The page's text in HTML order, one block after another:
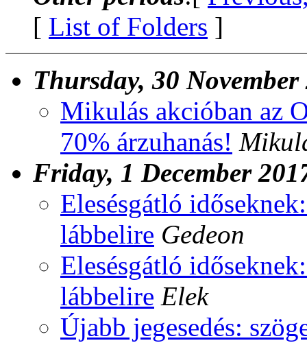
[ List of Folders ]
Thursday, 30 November
Mikulás akcióban az
70% árzuhanás!
Friday, 1 December
Elesésgátló
lábbelire Gedeon
Elesésgátló
lábbelire Elek
Újabb jegesedés: